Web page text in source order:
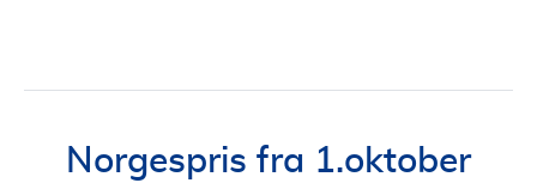
Norgespris fra 1.oktober